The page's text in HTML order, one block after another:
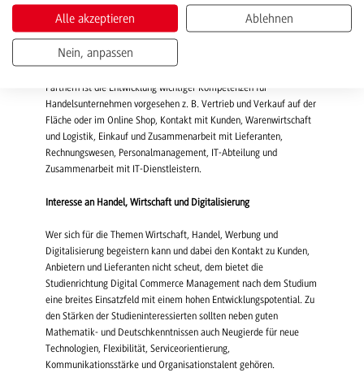
Hochschule mit Praxiszeiten beim Dualen Partner – dem
Ausbildungsunternehmen. Dabei gestalten sich diese Lehreinheiten
so vielfältig und abwechslungsreich wie der Handel selbst – immer
wird dabei der Transfer des theoretisch erworbenen Wissens in die
Partnern ist die Entwicklung wichtiger Kompetenzen für
Handelsunternehmen vorgesehen z. B. Vertrieb und Verkauf auf der
Fläche oder im Online Shop, Kontakt mit Kunden, Warenwirtschaft
und Logistik, Einkauf und Zusammenarbeit mit Lieferanten,
Rechnungswesen, Personalmanagement, IT-Abteilung und
Zusammenarbeit mit IT-Dienstleistern.
Interesse an Handel, Wirtschaft und Digitalisierung
Wer sich für die Themen Wirtschaft, Handel, Werbung und
Digitalisierung begeistern kann und dabei den Kontakt zu Kunden,
Anbietern und Lieferanten nicht scheut, dem bietet die
Studienrichtung Digital Commerce Management nach dem Studium
eine breites Einsatzfeld mit einem hohen Entwicklungspotential. Zu
den Stärken der Studieninteressierten sollten neben guten
Mathematik- und Deutschkenntnissen auch Neugierde für neue
Technologien, Flexibilität, Serviceorientierung,
Kommunikationsstärke und Organisationstalent gehören.
Alle akzeptieren Ablehnen
Nein, anpassen